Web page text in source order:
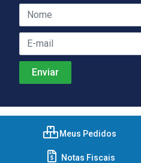
Meus Pedidos
Notas Fiscais